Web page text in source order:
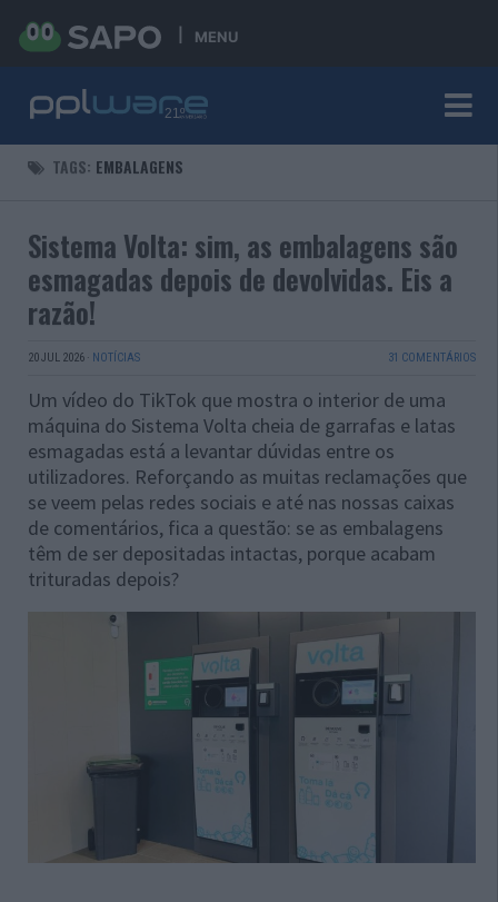
MENU
TAGS: EMBALAGENS
Sistema Volta: sim, as embalagens são
esmagadas depois de devolvidas. Eis a
razão!
20 JUL 2026 · NOTÍCIAS 31 COMENTÁRIOS
Um vídeo do TikTok que mostra o interior de uma
máquina do Sistema Volta cheia de garrafas e latas
esmagadas está a levantar dúvidas entre os
utilizadores. Reforçando as muitas reclamações que
se veem pelas redes sociais e até nas nossas caixas
de comentários, fica a questão: se as embalagens
têm de ser depositadas intactas, porque acabam
trituradas depois?